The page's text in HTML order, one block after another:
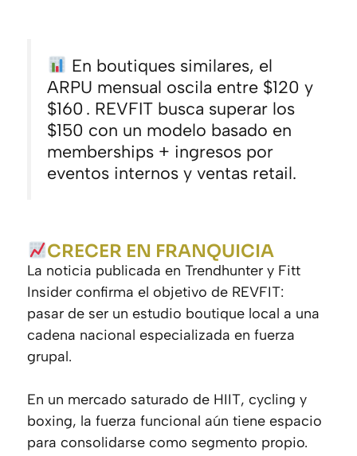
En boutiques similares, el
ARPU mensual oscila entre $120 y
$160 . REVFIT busca superar los
$150 con un modelo basado en
memberships + ingresos por
eventos internos y ventas retail.
CRECER EN FRANQUICIA
La noticia publicada en Trendhunter y Fitt
Insider confirma el objetivo de REVFIT:
pasar de ser un estudio boutique local a una
cadena nacional especializada en fuerza
grupal.
En un mercado saturado de HIIT, cycling y
boxing, la fuerza funcional aún tiene espacio
para consolidarse como segmento propio.